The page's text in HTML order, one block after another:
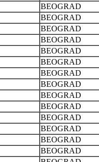
BEOGRAD
BEOGRAD
BEOGRAD
BEOGRAD
BEOGRAD
BEOGRAD
BEOGRAD
BEOGRAD
BEOGRAD
BEOGRAD
BEOGRAD
BEOGRAD
BEOGRAD
BEOGRAD